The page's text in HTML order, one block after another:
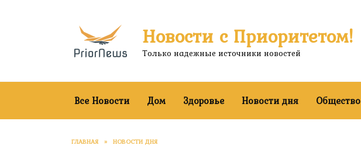
Новости с Приоритетом!
Только надежные источники новостей
Все Новости Дом Здоровье Новости дня Общество
ГЛАВНАЯ » НОВОСТИ ДНЯ